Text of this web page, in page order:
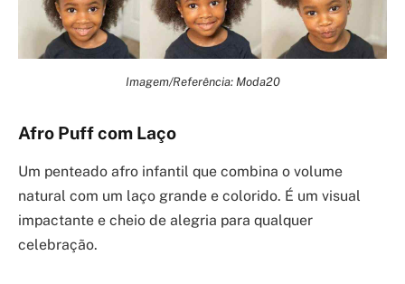
Imagem/Referência: Moda20
Afro Puff com Laço
Um penteado afro infantil que combina o volume
natural com um laço grande e colorido. É um visual
impactante e cheio de alegria para qualquer
celebração.